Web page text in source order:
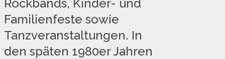
Rockbands, Kinder- und
Familienfeste sowie
Tanzveranstaltungen. In
den späten 1980er Jahren